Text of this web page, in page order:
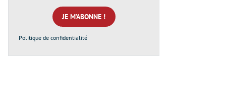
mail
*
Politique de confidentialité